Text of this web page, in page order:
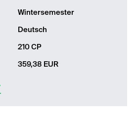
Wintersemester
Deutsch
210 CP
359,38 EUR